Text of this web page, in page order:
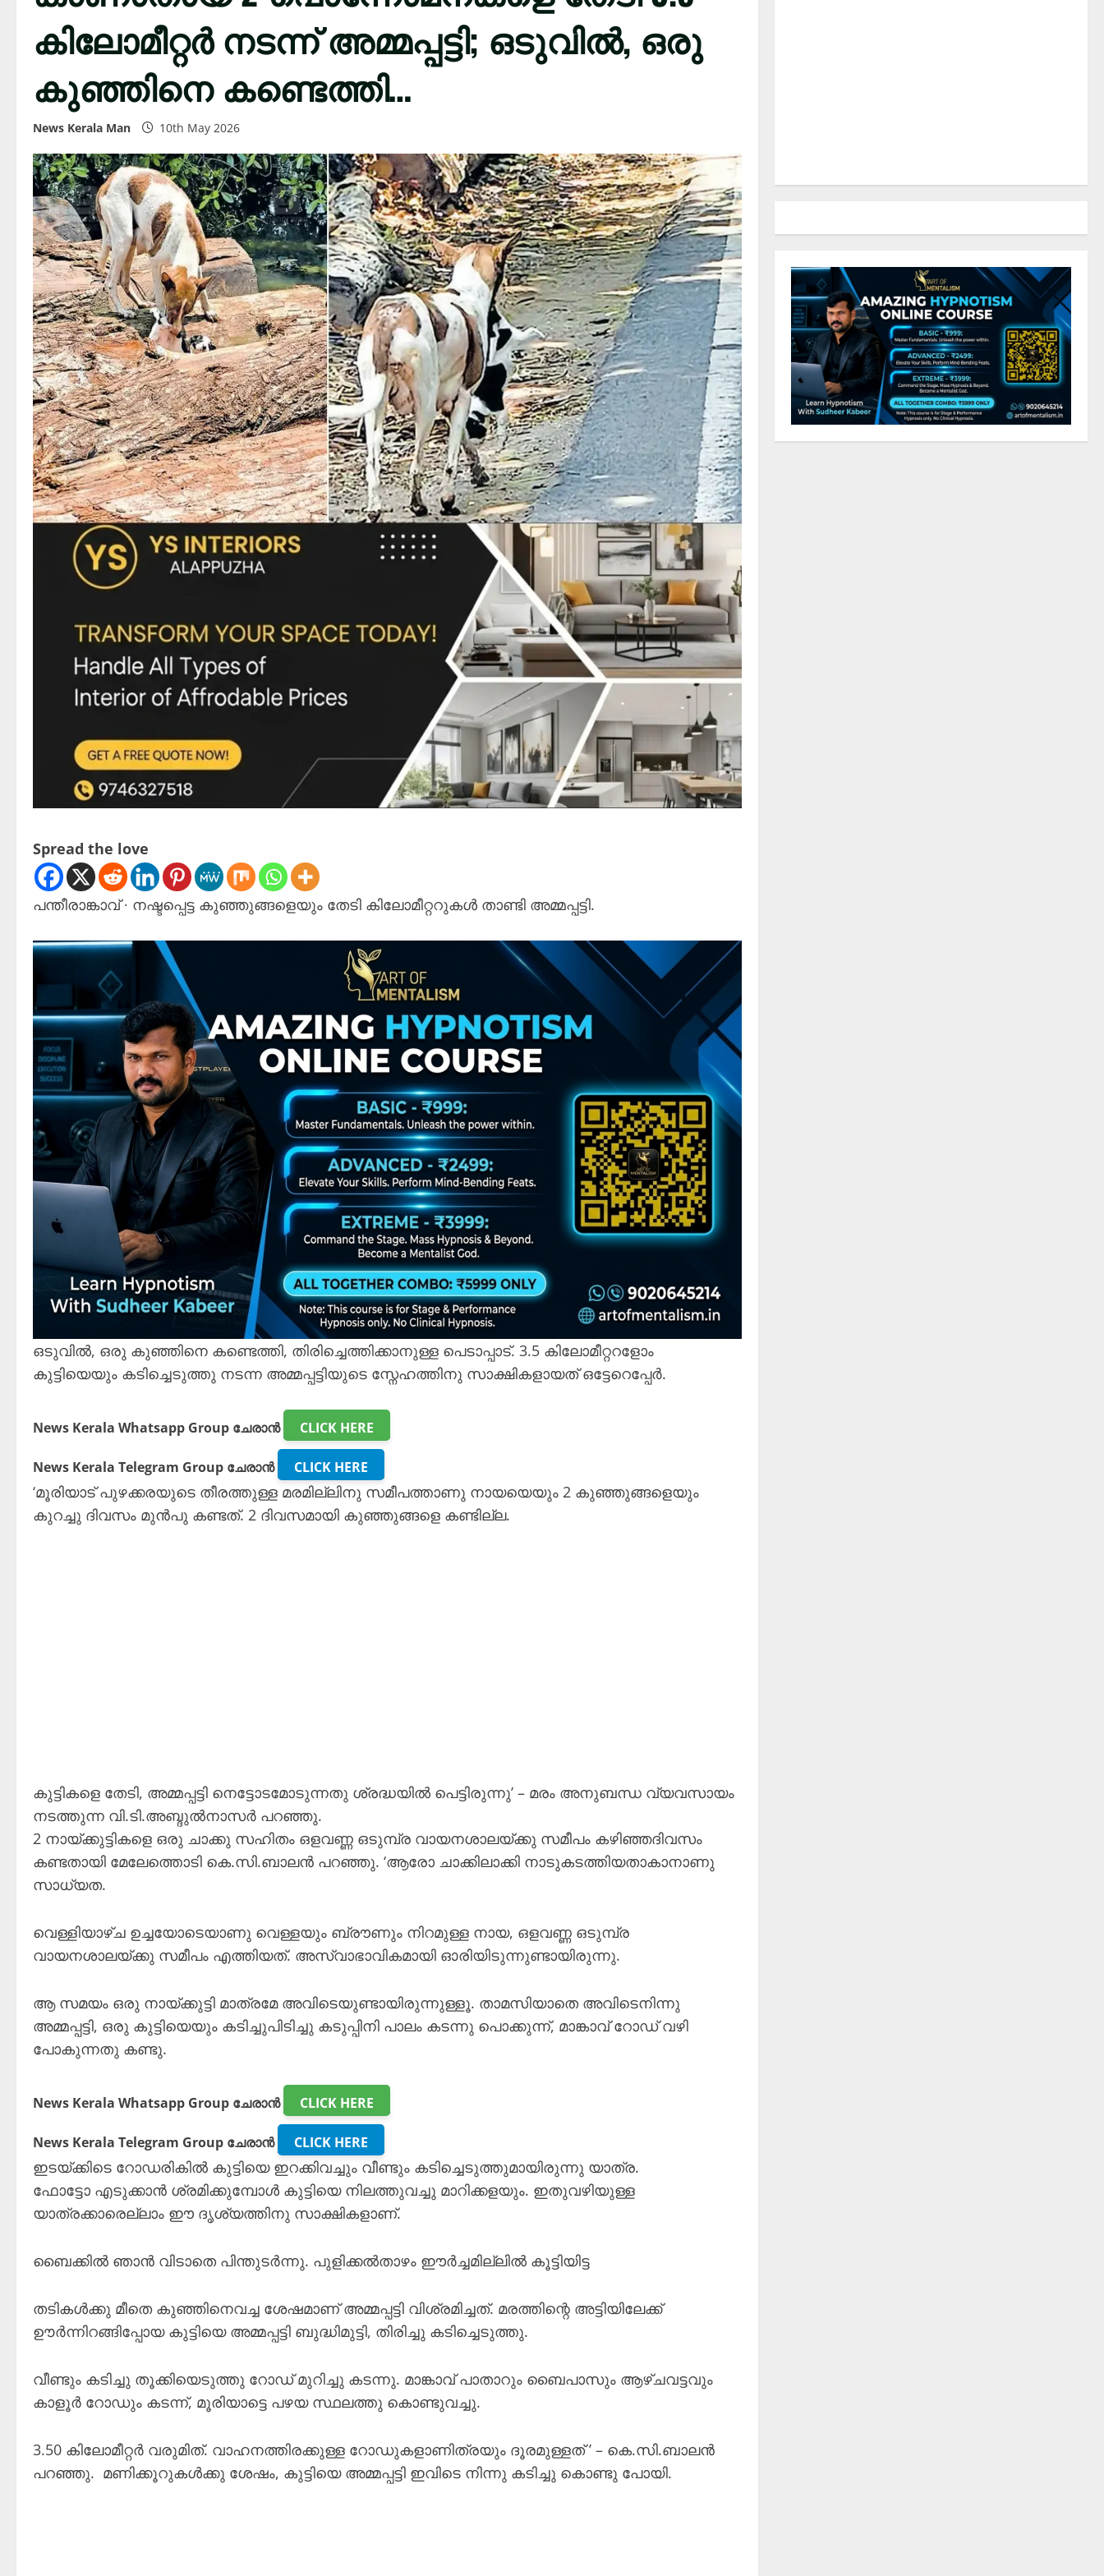
കിലോമീറ്റർ നടന്ന് അമ്മപ്പട്ടി; ഒടുവിൽ, ഒരു
കുഞ്ഞിനെ കണ്ടെത്തി…
News Kerala Man 10th May 2026
Spread the love
പന്തീരാങ്കാവ് ∙ നഷ്ടപ്പെട്ട കുഞ്ഞുങ്ങളെയും തേടി കിലോമീറ്ററുകൾ താണ്ടി അമ്മപ്പട്ടി.
ഒടുവിൽ, ഒരു കുഞ്ഞിനെ കണ്ടെത്തി, തിരിച്ചെത്തിക്കാനുള്ള പെടാപ്പാട്. 3.5 കിലോമീറ്ററളോം
കുട്ടിയെയും കടിച്ചെടുത്തു നടന്ന അമ്മപ്പട്ടിയുടെ സ്നേഹത്തിനു സാക്ഷികളായത് ഒട്ടേറെപ്പേർ.
News Kerala Whatsapp Group ചേരാൻ CLICK HERE
News Kerala Telegram Group ചേരാൻ CLICK HERE
‘മൂരിയാട് പുഴക്കരയുടെ തീരത്തുള്ള മരമില്ലിനു സമീപത്താണു നായയെയും 2 കുഞ്ഞുങ്ങളെയും
കുറച്ചു ദിവസം മുൻപു കണ്ടത്. 2 ദിവസമായി കുഞ്ഞുങ്ങളെ കണ്ടില്ല.
കുട്ടികളെ തേടി, അമ്മപ്പട്ടി നെട്ടോടമോടുന്നതു ശ്രദ്ധയിൽ പെട്ടിരുന്നു’ – മരം അനുബന്ധ വ്യവസായം
നടത്തുന്ന വി.ടി.അബ്ദുൽനാസർ പറഞ്ഞു.
2 നായ്ക്കുട്ടികളെ ഒരു ചാക്കു സഹിതം ഒളവണ്ണ ഒടുമ്പ്ര വായനശാലയ്ക്കു സമീപം കഴിഞ്ഞദിവസം
കണ്ടതായി മേലേത്തൊടി കെ.സി.ബാലൻ പറഞ്ഞു. ‘ആരോ ചാക്കിലാക്കി നാടുകടത്തിയതാകാനാണു
സാധ്യത.
വെള്ളിയാഴ്ച ഉച്ചയോടെയാണു വെള്ളയും ബ്രൗണും നിറമുള്ള നായ, ഒളവണ്ണ ഒടുമ്പ്ര
വായനശാലയ്ക്കു സമീപം എത്തിയത്. അസ്വാഭാവികമായി ഓരിയിടുന്നുണ്ടായിരുന്നു.
ആ സമയം ഒരു നായ്ക്കുട്ടി മാത്രമേ അവിടെയുണ്ടായിരുന്നുള്ളൂ. താമസിയാതെ അവിടെനിന്നു
അമ്മപ്പട്ടി, ഒരു കുട്ടിയെയും കടിച്ചുപിടിച്ചു കടുപ്പിനി പാലം കടന്നു പൊക്കുന്ന്, മാങ്കാവ് റോഡ് വഴി
പോകുന്നതു കണ്ടു.
News Kerala Whatsapp Group ചേരാൻ CLICK HERE
News Kerala Telegram Group ചേരാൻ CLICK HERE
ഇടയ്ക്കിടെ റോഡരികിൽ കുട്ടിയെ ഇറക്കിവച്ചും വീണ്ടും കടിച്ചെടുത്തുമായിരുന്നു യാത്ര.
ഫോട്ടോ എടുക്കാൻ ശ്രമിക്കുമ്പോൾ കുട്ടിയെ നിലത്തുവച്ചു മാറിക്കളയും. ഇതുവഴിയുള്ള
യാത്രക്കാരെല്ലാം ഈ ദൃശ്യത്തിനു സാക്ഷികളാണ്.
ബൈക്കിൽ ഞാൻ വിടാതെ പിന്തുടർന്നു. പുളിക്കൽതാഴം ഈർച്ചമില്ലിൽ കൂട്ടിയിട്ട
തടികൾക്കു മീതെ കുഞ്ഞിനെവച്ച ശേഷമാണ് അമ്മപ്പട്ടി വിശ്രമിച്ചത്. മരത്തിന്റെ അട്ടിയിലേക്ക്
ഊർന്നിറങ്ങിപ്പോയ കുട്ടിയെ അമ്മപ്പട്ടി ബുദ്ധിമുട്ടി, തിരിച്ചു കടിച്ചെടുത്തു.
വീണ്ടും കടിച്ചു തൂക്കിയെടുത്തു റോഡ് മുറിച്ചു കടന്നു. മാങ്കാവ് പാതാറും ബൈപാസും ആഴ്ചവട്ടവും
കാളൂർ റോഡും കടന്ന്, മൂരിയാട്ടെ പഴയ സ്ഥലത്തു കൊണ്ടുവച്ചു.
3.50 കിലോമീറ്റർ വരുമിത്. വാഹനത്തിരക്കുള്ള റോഡുകളാണിത്രയും ദൂരമുള്ളത് ’ – കെ.സി.ബാലൻ
പറഞ്ഞു. മണിക്കൂറുകൾക്കു ശേഷം, കുട്ടിയെ അമ്മപ്പട്ടി ഇവിടെ നിന്നു കടിച്ചു കൊണ്ടു പോയി.